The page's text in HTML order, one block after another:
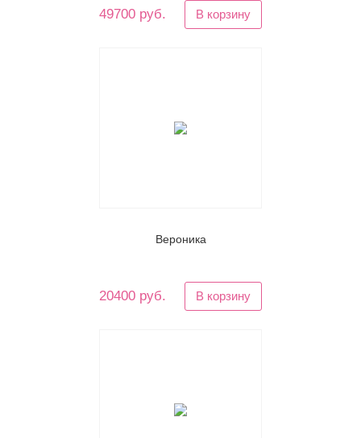
49700 руб. В корзину
Вероника
20400 руб. В корзину